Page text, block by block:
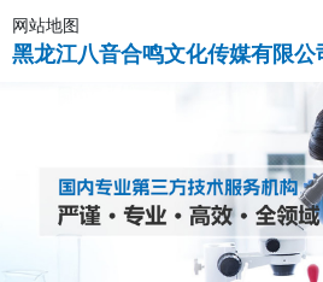
网站地图
黑龙江八音合鸣文化传媒有限公